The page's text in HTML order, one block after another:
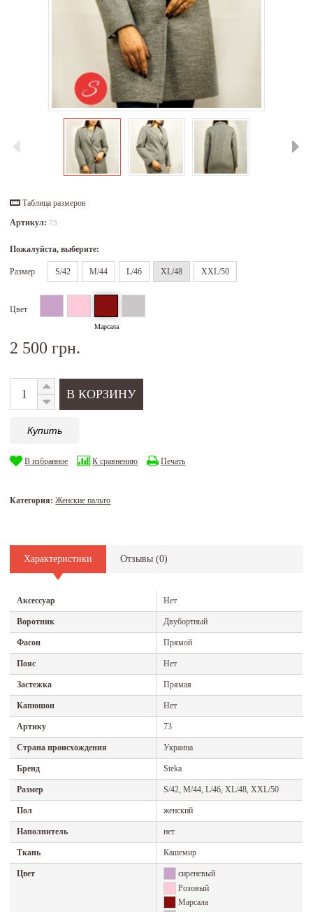
Таблица размеров
Артикул:73
Пожалуйста, выберите:
Размер S/42 M/44 L/46 XL/48 XXL/50
Цвет
Марсала
2 500 грн.
Купить
В избранное К сравнению Печать
Категория:Женские пальто
Характеристики Отзывы (0)
Аксессуар Нет
Воротник Двубортный
Фасон Прямой
Пояс Нет
Застежка Прямая
Капюшон Нет
Артику 73
Страна происхождения Украина
Бренд Steka
Размер S/42, M/44, L/46, XL/48, XXL/50
Пол женский
Наполнитель нет
Ткань Кашемир
Цвет
сиреневый
Розовый
Марсала